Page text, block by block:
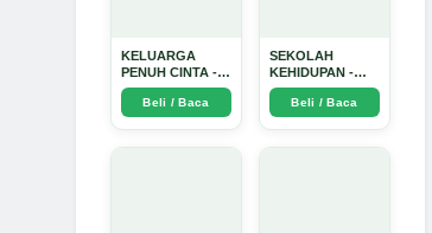
KELUARGA
PENUH CINTA -
Arda Dinata
Beli / Baca
SEKOLAH
KEHIDUPAN -
Arda Dinata
Beli / Baca